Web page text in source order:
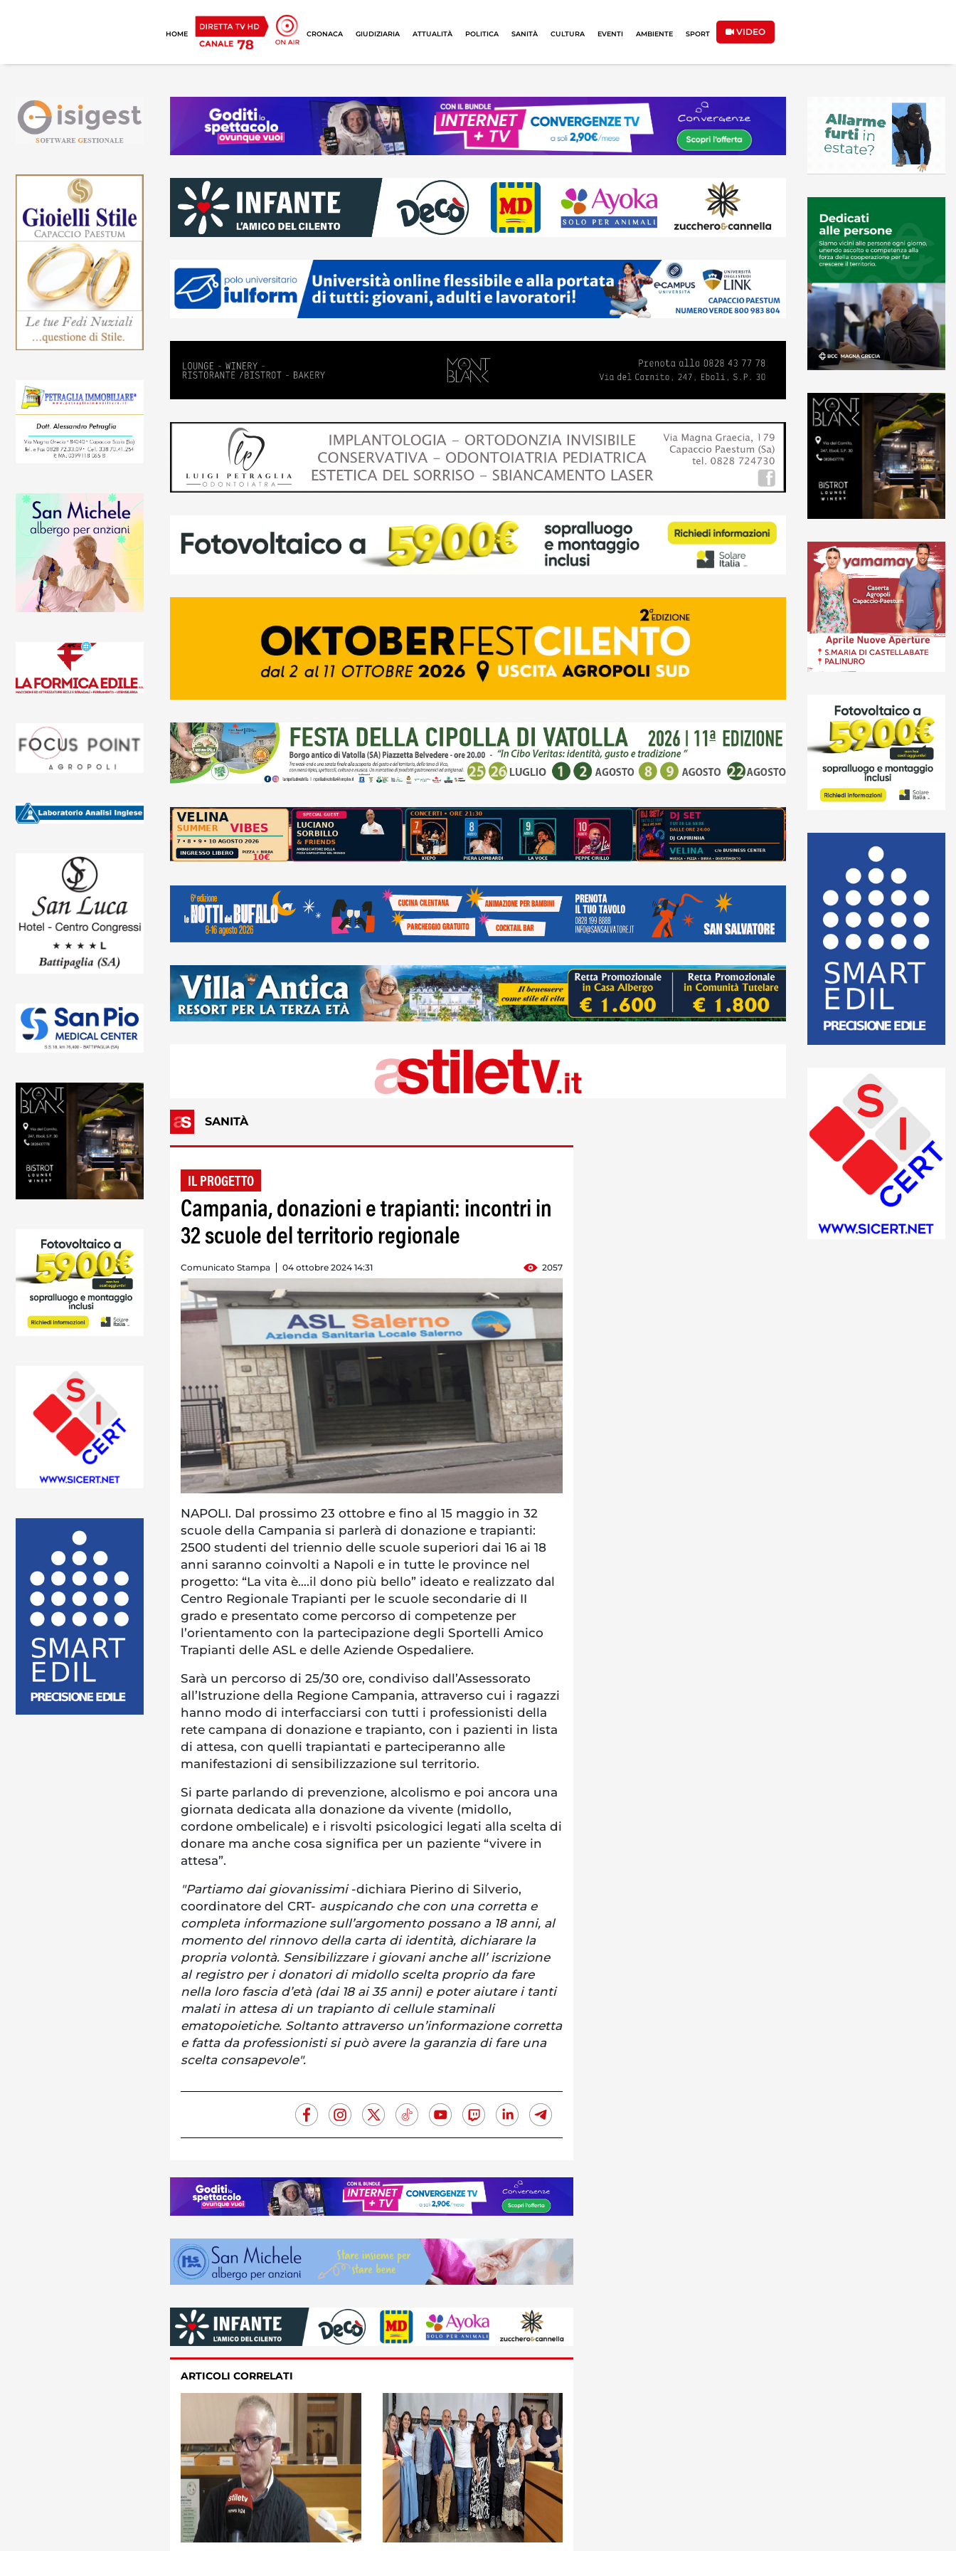
HOME CRONACA GIUDIZIARIA ATTUALITÀ POLITICA SANITÀ CULTURA EVENTI AMBIENTE SPORT VIDEO
SANITÀ
IL PROGETTO
Campania, donazioni e trapianti: incontri in
32 scuole del territorio regionale
Comunicato Stampa 04 ottobre 2024 14:31 2057
NAPOLI. Dal prossimo 23 ottobre e fino al 15 maggio in 32
scuole della Campania si parlerà di donazione e trapianti:
2500 studenti del triennio delle scuole superiori dai 16 ai 18
anni saranno coinvolti a Napoli e in tutte le province nel
progetto: “La vita è….il dono più bello” ideato e realizzato dal
Centro Regionale Trapianti per le scuole secondarie di II
grado e presentato come percorso di competenze per
l’orientamento con la partecipazione degli Sportelli Amico
Trapianti delle ASL e delle Aziende Ospedaliere.
Sarà un percorso di 25/30 ore, condiviso dall’Assessorato
all’Istruzione della Regione Campania, attraverso cui i ragazzi
hanno modo di interfacciarsi con tutti i professionisti della
rete campana di donazione e trapianto, con i pazienti in lista
di attesa, con quelli trapiantati e parteciperanno alle
manifestazioni di sensibilizzazione sul territorio.
Si parte parlando di prevenzione, alcolismo e poi ancora una
giornata dedicata alla donazione da vivente (midollo,
cordone ombelicale) e i risvolti psicologici legati alla scelta di
donare ma anche cosa significa per un paziente “vivere in
attesa”.
"Partiamo dai giovanissimi-dichiara Pierino di Silverio,
coordinatore del CRT- auspicando che con una corretta e
completa informazione sull’argomento possano a 18 anni, al
momento del rinnovo della carta di identità, dichiarare la
propria volontà. Sensibilizzare i giovani anche all’ iscrizione
al registro per i donatori di midollo scelta proprio da fare
nella loro fascia d’età (dai 18 ai 35 anni) e poter aiutare i tanti
malati in attesa di un trapianto di cellule staminali
ematopoietiche. Soltanto attraverso un’informazione corretta
e fatta da professionisti si può avere la garanzia di fare una
scelta consapevole".
ARTICOLI CORRELATI